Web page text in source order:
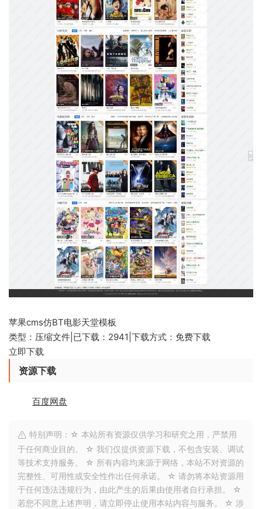
苹果cms仿BT电影天堂模板
类型：压缩文件 已下载：2941 下载方式：免费下载
立即下载
资源下载
百度网盘
特别声明：☆ 本站所有资源仅供学习和研究之用，严禁用
于任何商业目的。 ☆ 我们仅提供资源下载，不包含安装、调试
等技术支持服务。 ☆ 所有内容均来源于网络，本站不对资源的
完整性、可用性或安全性作出任何承诺。 ☆ 请勿将本站资源用
于任何违法违规行为，由此产生的后果由使用者自行承担。 ☆
若您不同意上述声明，请立即停止使用本站内容与服务。 ☆ 涉